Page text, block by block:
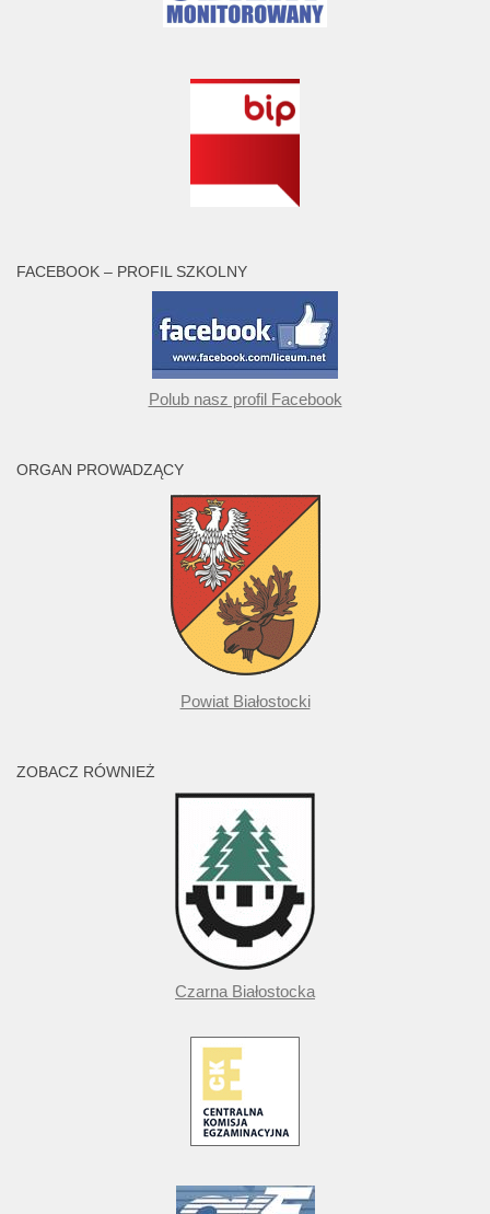
FACEBOOK – PROFIL SZKOLNY
Polub nasz profil Facebook
ORGAN PROWADZĄCY
Powiat Białostocki
ZOBACZ RÓWNIEŻ
Czarna Białostocka